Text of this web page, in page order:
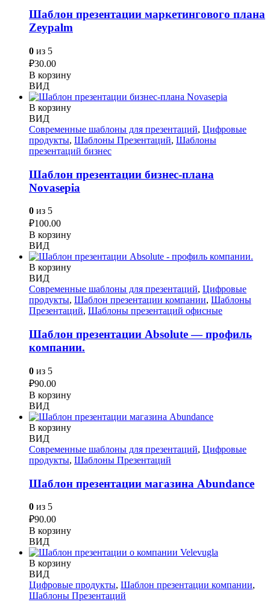
Шаблон презентации маркетингового плана
Zeypalm
0 из 5
₽30.00
В корзину
ВИД
В корзину
ВИД
Современные шаблоны для презентаций, Цифровые
продукты, Шаблоны Презентаций, Шаблоны
презентаций бизнес
Шаблон презентации бизнес-плана
Novasepia
0 из 5
₽100.00
В корзину
ВИД
В корзину
ВИД
Современные шаблоны для презентаций, Цифровые
продукты, Шаблон презентации компании, Шаблоны
Презентаций, Шаблоны презентаций офисные
Шаблон презентации Absolute — профиль
компании.
0 из 5
₽90.00
В корзину
ВИД
В корзину
ВИД
Современные шаблоны для презентаций, Цифровые
продукты, Шаблоны Презентаций
Шаблон презентации магазина Abundance
0 из 5
₽90.00
В корзину
ВИД
В корзину
ВИД
Цифровые продукты, Шаблон презентации компании,
Шаблоны Презентаций